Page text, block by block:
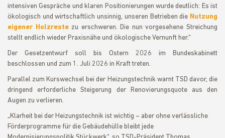
intensiven Gespräche und klaren Positionierungen wurde deutlich: Es ist
ökologisch und wirtschaftlich unsinnig, unseren Betrieben die Nutzung
eigener Holzrestezu erschweren. Die nun vorgesehene Streichung
stellt endlich wieder Praxisnähe und ökologische Vernunft her.“
Der Gesetzentwurf soll bis Ostern 2026 im Bundeskabinett
beschlossen und zum 1. Juli 2026 in Kraft treten.
Parallel zum Kurswechsel bei der Heizungstechnik warnt TSD davor, die
dringend erforderliche Steigerung der Renovierungsquote aus den
Augen zu verlieren.
„Klarheit bei der Heizungstechnik ist wichtig – aber ohne verlässliche
Förderprogramme für die Gebäudehülle bleibt jede